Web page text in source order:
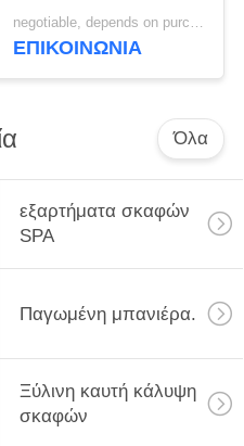
Vinyl Spa κάλυψη
για???????????
negotiable, depends on purchase volume MOQ:10 ~ 100 σύνολο
ΕΠΙΚΟΙΝΩΝΊΑ
Όλα
εξαρτήματα σκαφών
SPA
Παγωμένη μπανιέρα.
Ξύλινη καυτή κάλυψη
σκαφών